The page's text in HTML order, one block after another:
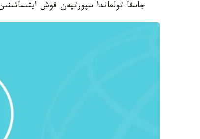
جاسقا تولعاندا سپورتپەن قوش